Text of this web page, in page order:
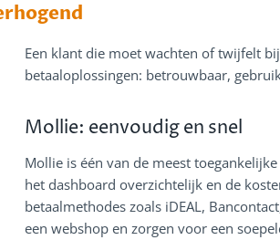
Een klant die moet wachten of twijfelt
betaaloplossingen: betrouwbaar,
Mollie: eenvoudig en snel
Mollie is één van de meest
het dashboard overzichtelijk en de
betaalmethodes zoals iDEAL,
een webshop en zorgen voor een